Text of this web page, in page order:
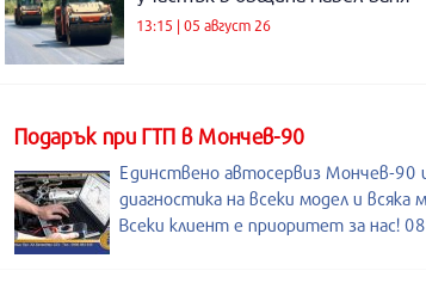
13:15 | 05 август 26
Подарък при ГТП в Мончев-90
Единствено автосервиз Мончев-90
диагностика на всеки модел и всяка
Всеки клиент е приоритет за нас!